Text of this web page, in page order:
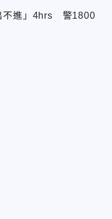
不進」4hrs 警1800